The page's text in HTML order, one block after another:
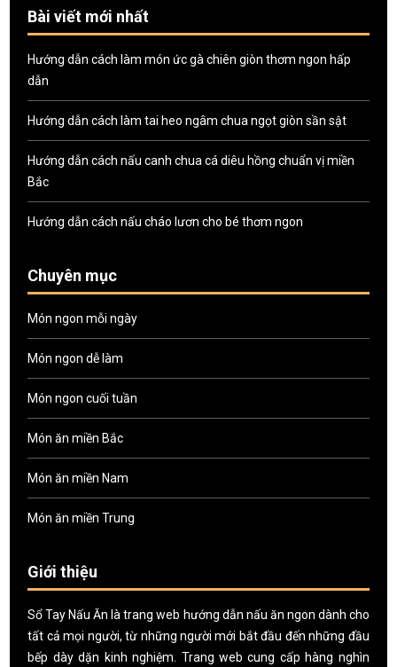
Bài viết mới nhất
Hướng dẫn cách làm món ức gà chiên giòn thơm ngon hấp
dẫn
Hướng dẫn cách làm tai heo ngâm chua ngọt giòn sần sật
Hướng dẫn cách nấu canh chua cá diêu hồng chuẩn vị miền
Bắc
Hướng dẫn cách nấu cháo lươn cho bé thơm ngon
Chuyên mục
Món ngon mỗi ngày
Món ngon dễ làm
Món ngon cuối tuần
Món ăn miền Bắc
Món ăn miền Nam
Món ăn miền Trung
Giới thiệu
Sổ Tay Nấu Ăn là trang web hướng dẫn nấu ăn ngon dành cho
tất cả mọi người, từ những người mới bắt đầu đến những đầu
bếp dày dặn kinh nghiệm. Trang web cung cấp hàng nghìn